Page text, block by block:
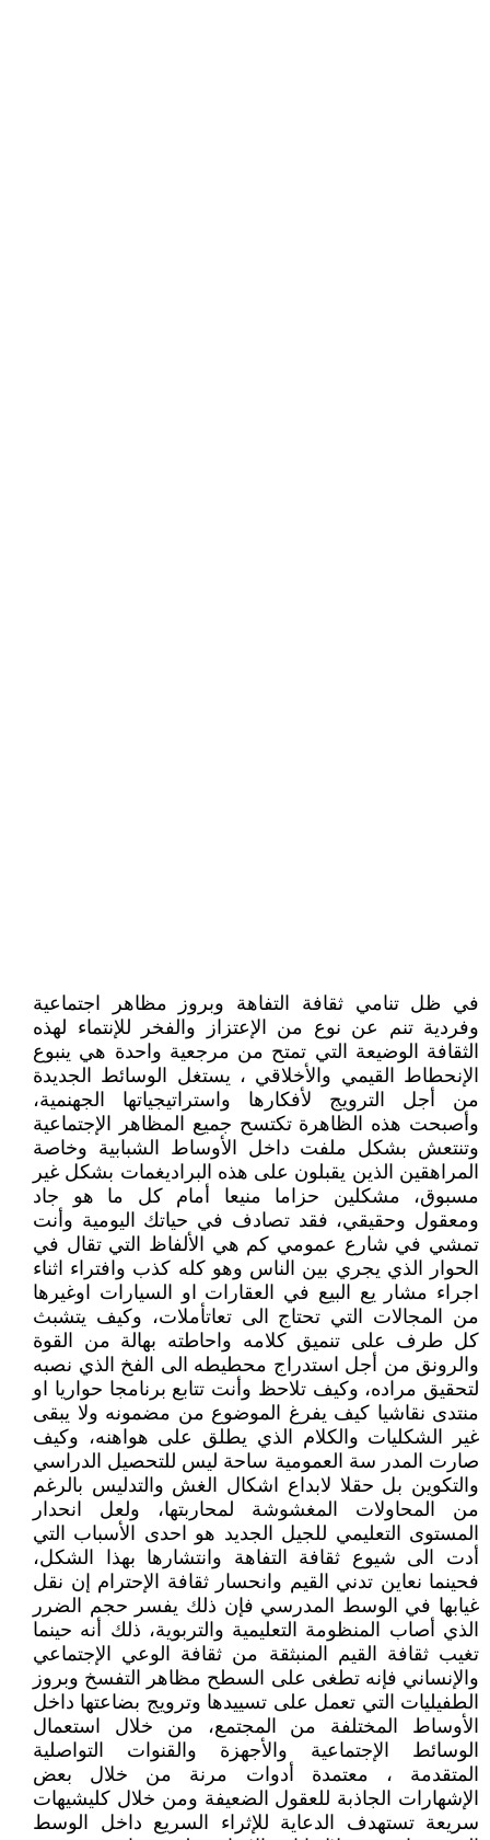
في ظل تنامي ثقافة التفاهة وبروز مظاهر اجتماعية
وفردية تنم عن نوع من الإعتزاز والفخر للإنتماء لهذه
الثقافة الوضيعة التي تمتح من مرجعية واحدة هي ينبوع
الإنحطاط القيمي والأخلاقي ، يستغل الوسائط الجديدة
من أجل الترويج لأفكارها واستراتيجياتها الجهنمية،
وأصبحت هذه الظاهرة تكتسح جميع المظاهر الإجتماعية
وتنتعش بشكل ملفت داخل الأوساط الشبابية وخاصة
المراهقين الذين يقبلون على هذه البراديغمات بشكل غير
مسبوق، مشكلين حزاما منيعا أمام كل ما هو جاد
ومعقول وحقيقي، فقد تصادف في حياتك اليومية وأنت
تمشي في شارع عمومي كم هي الألفاظ التي تقال في
الحوار الذي يجري بين الناس وهو كله كذب وافتراء اثناء
اجراء مشار يع البيع في العقارات او السيارات اوغيرها
من المجالات التي تحتاج الى تعاتأملات، وكيف يتشبث
كل طرف على تنميق كلامه واحاطته بهالة من القوة
والرونق من أجل استدراج محطيطه الى الفخ الذي نصبه
لتحقيق مراده، وكيف تلاحظ وأنت تتابع برنامجا حواريا او
منتدى نقاشيا كيف يفرغ الموضوع من مضمونه ولا يبقى
غير الشكليات والكلام الذي يطلق على هواهنه، وكيف
صارت المدر سة العمومية ساحة ليس للتحصيل الدراسي
والتكوين بل حقلا لابداع اشكال الغش والتدليس بالرغم
من المحاولات المغشوشة لمحاربتها، ولعل انحدار
المستوى التعليمي للجيل الجديد هو احدى الأسباب التي
أدت الى شيوع ثقافة التفاهة وانتشارها بهذا الشكل،
فحينما نعاين تدني القيم وانحسار ثقافة الإحترام إن نقل
غيابها في الوسط المدرسي فإن ذلك يفسر حجم الضرر
الذي أصاب المنظومة التعليمية والتربوية، ذلك أنه حينما
تغيب ثقافة القيم المنبثقة من ثقافة الوعي الإجتماعي
والإنساني فإنه تطغى على السطح مظاهر التفسخ وبروز
الطفيليات التي تعمل على تسييدها وترويج بضاعتها داخل
الأوساط المختلفة من المجتمع، من خلال استعمال
الوسائط الإجتماعية والأجهزة والقنوات التواصلية
المتقدمة ، معتمدة أدوات مرنة من خلال بعض
الإشهارات الجاذبة للعقول الضعيفة ومن خلال كليشيهات
سريعة تستهدف الدعاية للإثراء السريع داخل الوسط